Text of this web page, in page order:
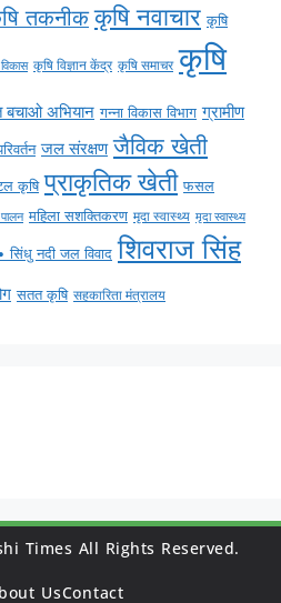
तकनीक कृषि नवाचार कृषि
कृषि विज्ञान केंद्र कृषि समाचर कृषि
अभियान गन्ना विकास विभाग ग्रामीण
जल संरक्षण जैविक खेती
कृषि प्राकृतिक खेती फसल
महिला सशक्तिकरण मृदा स्वास्थ्य मृदा स्वास्थ्य
सिंधु नदी जल विवाद शिवराज सिंह
सतत कृषि सहकारिता मंत्रालय
Times All Rights Reserved.
UsContact